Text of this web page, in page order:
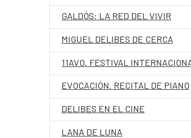
GALDÓS: LA RED DEL VIVIR
MIGUEL DELIBES DE CERCA
11AVO. FESTIVAL
EVOCACIÓN. RECITAL DE PIANO
DELIBES EN EL CINE
LANA DE LUNA